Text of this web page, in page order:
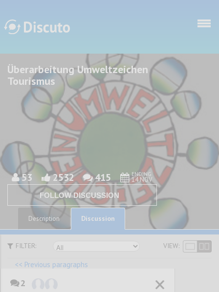
Discuto
Discuto
Überarbeitung Umweltzeichen
Tourismus
53 2532 415 ENDING
14 NOV
FOLLOW DISCUSSION
Description Discussion
FILTER: VIEW:
<< Previous paragraphs
2